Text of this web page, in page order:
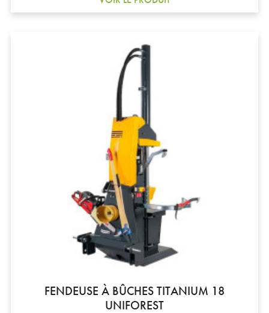
FENDEUSE À BÛCHES TITANIUM 18
UNIFOREST